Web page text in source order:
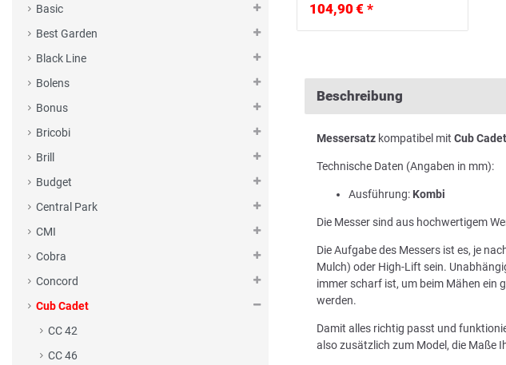
Basic
Best Garden
Black Line
Bolens
Bonus
Bricobi
Brill
Budget
Central Park
CMI
Cobra
Concord
Cub Cadet
CC 42
CC 46
104,90 € *
Beschreibung
Messersatz kompatibel mit Cub
Technische Daten (Angaben in mm):
Ausführung: Kombi
Die Messer sind aus hochwertigem
Die Aufgabe des Messers ist es, je
Mulch) oder High-Lift sein.
immer scharf ist, um beim Mähen ein
werden.
Damit alles richtig passt und
also zusätzlich zum Model, die Maße